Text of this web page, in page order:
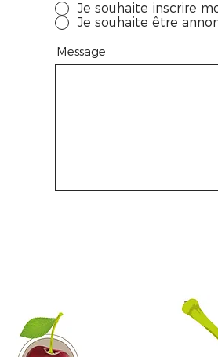
Je souhaite inscrire
Je souhaite être
Message